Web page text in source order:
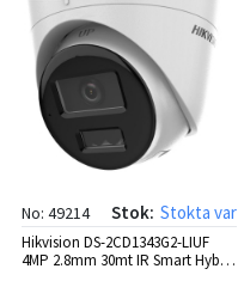
No: 49214 Stok: Stokta var
Hikvision DS-2CD1343G2-LIUF
4MP 2.8mm 30mt IR Smart Hybrid